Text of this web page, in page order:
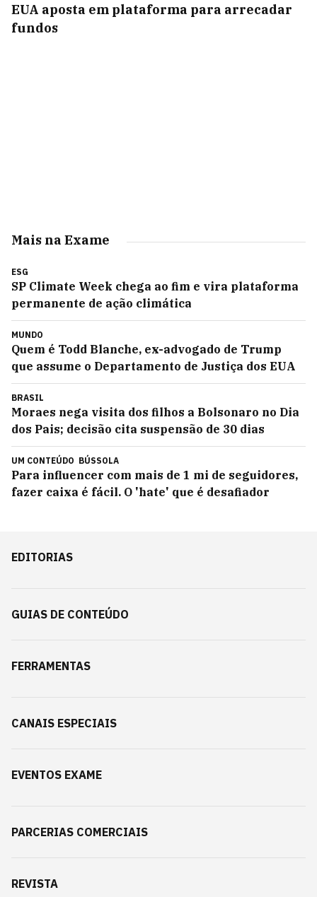
EUA aposta em plataforma para arrecadar
fundos
Mais na Exame
ESG
SP Climate Week chega ao fim e vira plataforma
permanente de ação climática
MUNDO
Quem é Todd Blanche, ex-advogado de Trump
que assume o Departamento de Justiça dos EUA
BRASIL
Moraes nega visita dos filhos a Bolsonaro no Dia
dos Pais; decisão cita suspensão de 30 dias
UM CONTEÚDO BÚSSOLA
Para influencer com mais de 1 mi de seguidores,
fazer caixa é fácil. O 'hate' que é desafiador
EDITORIAS
GUIAS DE CONTEÚDO
FERRAMENTAS
CANAIS ESPECIAIS
EVENTOS EXAME
PARCERIAS COMERCIAIS
REVISTA